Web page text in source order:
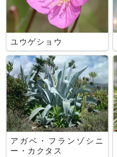
ユウゲショウ
アガベ・フランゾシニ
ー・カクタス